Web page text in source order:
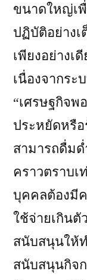
ขนาดใหญ่เ
ปฏิบัติอย่างเ
เพียงอย่างเ
เนื่องจากระ
“เศรษฐกิจพ
ประหยัดหรื
สามารถดื่ม
คราวตราบ
บุคคลต้องมี
ใช้จ่ายเกินตั
สนับสนุนให้
สนับสนุนกิจ